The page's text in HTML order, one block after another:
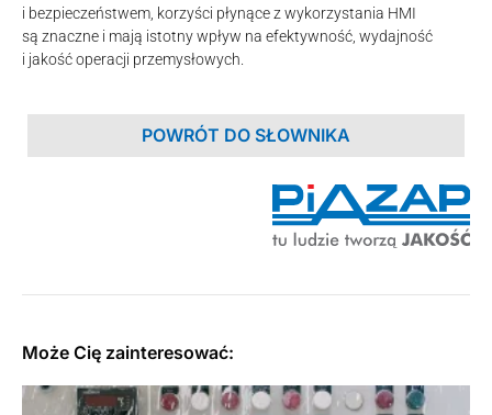
i bezpieczeństwem, korzyści płynące z wykorzystania HMI
są znaczne i mają istotny wpływ na efektywność, wydajność
i jakość operacji przemysłowych.
POWRÓT DO SŁOWNIKA
Może Cię zainteresować: